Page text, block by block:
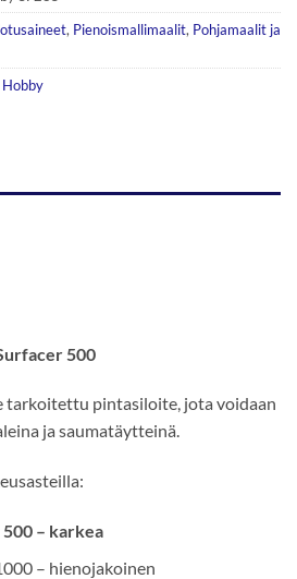
, Pienoismallimaalit, Pohjamaalit ja
Hobby
500
tarkoitettu pintasiloite, jota voidaan
ja saumatäytteinä.
– karkea
– hienojakoinen